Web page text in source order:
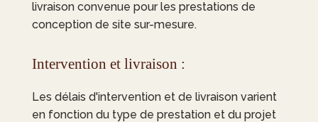
livraison convenue pour les prestations de
conception de site sur-mesure.
Intervention et livraison :
Les délais d'intervention et de livraison varient
en fonction du type de prestation et du projet